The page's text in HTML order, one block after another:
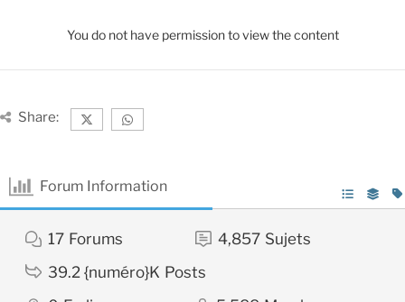
You do not have permission to view the content
Share:
Forum Information
17 Forums 4,857 Sujets
39.2 {numéro}K Posts